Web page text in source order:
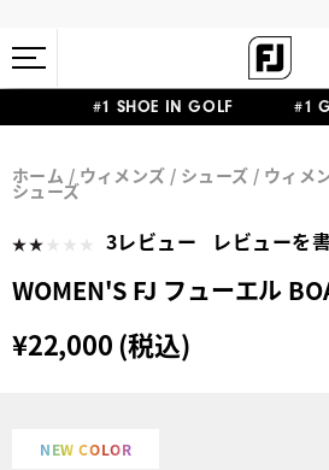
#1 SHOE IN GOLF #1
11,000円
ホーム ウィメンズ シューズ ウィメ
シューズ
3レビュー レビューを
WOMEN'S FJ フューエル
¥22,000 (税込)
NEW COLOR